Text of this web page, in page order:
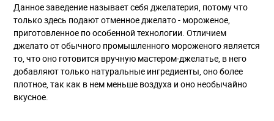
Данное заведение называет себя джелатерия, потому что
только здесь подают отменное джелато - мороженое,
приготовленное по особенной технологии. Отличием
джелато от обычного промышленного мороженого является
то, что оно готовится вручную мастером-джелатье, в него
добавляют только натуральные ингредиенты, оно более
плотное, так как в нем меньше воздуха и оно необычайно
вкусное.